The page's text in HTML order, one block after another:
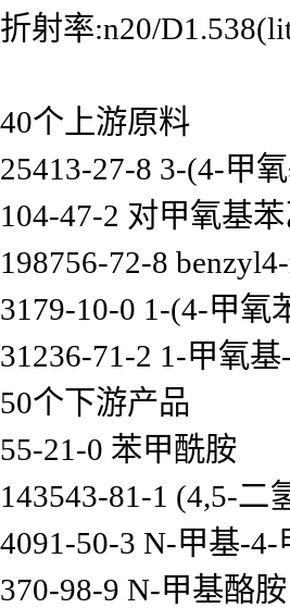
折射率:n20/
40个上游原料
25413-27-8 3-(4-甲
104-47-2 对甲氧基
198756-72-8
3179-10-0 1-(4-甲氧
31236-71-2 1-甲氧
50个下游产品
55-21-0 苯甲酰胺
143543-81-1 (4,5-
4091-50-3 N-甲基-
370-98-9 N-甲基酪胺